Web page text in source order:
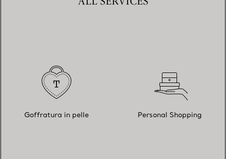
Goffratura in pelle Personal Shopping